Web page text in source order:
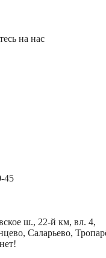
на нас
45
ш., 22-й км, вл. 4,
Саларьево,